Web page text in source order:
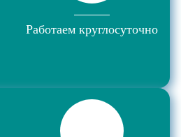
Работаем круглосуточно